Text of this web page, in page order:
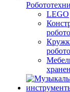
LEGO